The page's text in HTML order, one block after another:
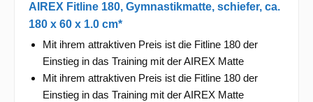
AIREX Fitline 180, Gymnastikmatte, schiefer, ca.
180 x 60 x 1.0 cm*
Mit ihrem attraktiven Preis ist die Fitline 180 der
Einstieg in das Training mit der AIREX Matte
Mit ihrem attraktiven Preis ist die Fitline 180 der
Einstieg in das Training mit der AIREX Matte